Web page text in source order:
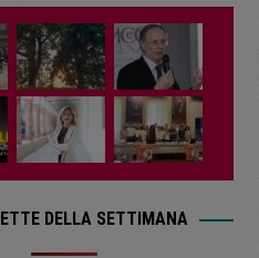
DELLA SETTIMANA